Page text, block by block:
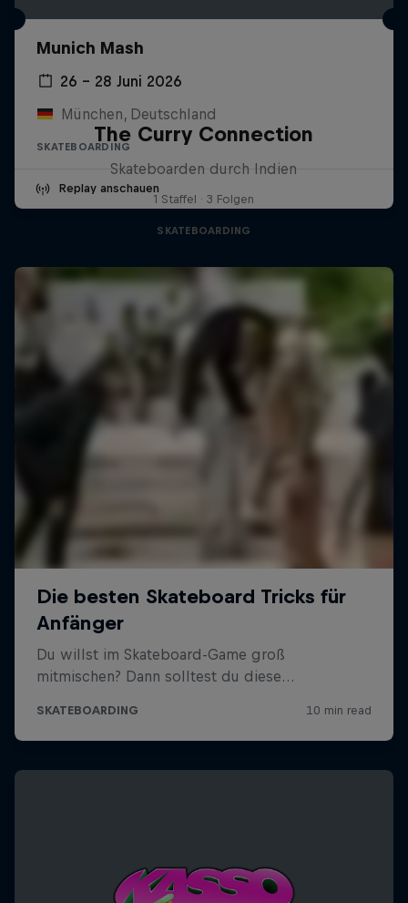
Munich Mash
26 – 28 Juni 2026
München, Deutschland
SKATEBOARDING
Replay anschauen
The Curry Connection
Skateboarden durch Indien
1 Staffel · 3 Folgen
SKATEBOARDING